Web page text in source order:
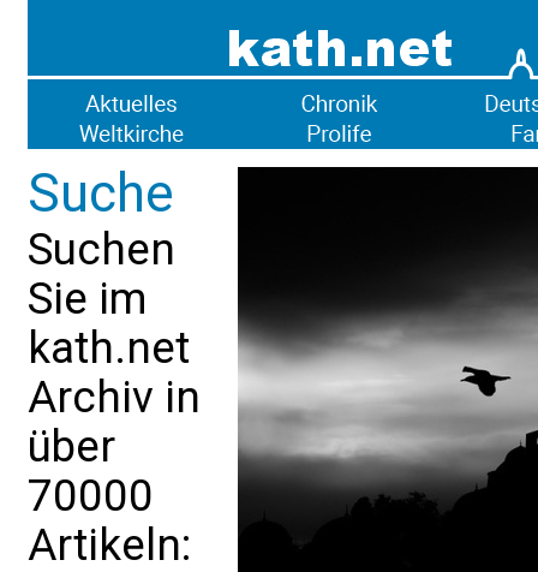
Suche
Suchen
Sie im
kath.net
Archiv in
über
70000
Artikeln: